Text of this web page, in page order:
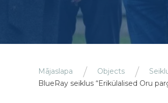
Mājaslapa Objects
BlueRay seiklus “Erikülalised Oru